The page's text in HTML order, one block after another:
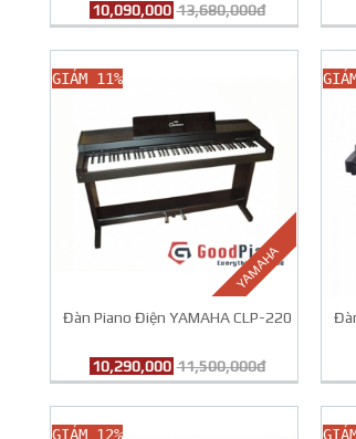
10,090,000 13,680,000đ
YAMAHA
GIẢM 11%
Đàn Piano Điện YAMAHA CLP-220
10,290,000 11,500,000đ
GIẢM 12%